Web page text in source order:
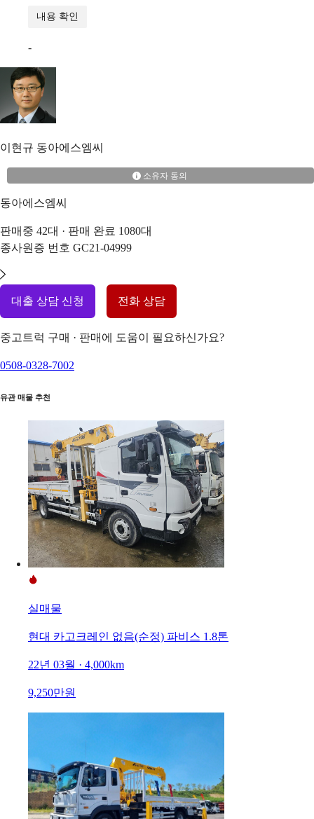
내용 확인
-
이현규 동아에스엠씨
소유자 동의
동아에스엠씨
판매중 42대 · 판매 완료 1080대
종사원증 번호 GC21-04999
대출 상담 신청 전화 상담
중고트럭 구매 · 판매에 도움이 필요하신가요?
0508-0328-7002
유관 매물 추천
실매물
현대 카고크레인 없음(순정) 파비스 1.8톤
22년 03월 · 4,000km
9,250만원